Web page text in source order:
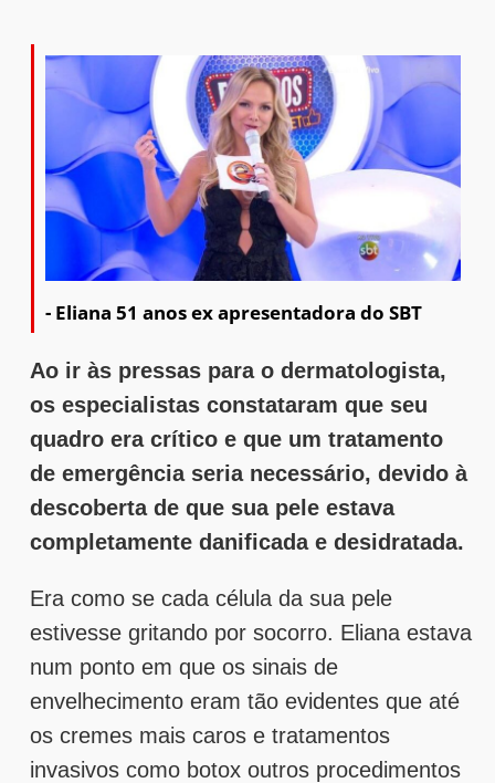
- Eliana 51 anos ex apresentadora do SBT
Ao ir às pressas para o dermatologista,
os especialistas constataram que seu
quadro era crítico e que um tratamento
de emergência seria necessário, devido à
descoberta de que sua pele estava
completamente danificada e desidratada.
Era como se cada célula da sua pele
estivesse gritando por socorro. Eliana estava
num ponto em que os sinais de
envelhecimento eram tão evidentes que até
os cremes mais caros e tratamentos
invasivos como botox outros procedimentos